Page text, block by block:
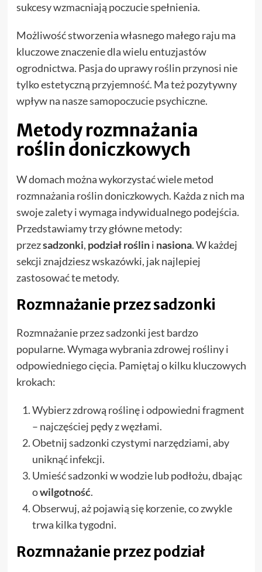
sukcesy wzmacniają poczucie spełnienia.
Możliwość stworzenia własnego małego raju ma
kluczowe znaczenie dla wielu entuzjastów
ogrodnictwa. Pasja do uprawy roślin przynosi nie
tylko estetyczną przyjemność. Ma też pozytywny
wpływ na nasze samopoczucie psychiczne.
Metody rozmnażania
roślin doniczkowych
W domach można wykorzystać wiele metod
rozmnażania roślin doniczkowych. Każda z nich ma
swoje zalety i wymaga indywidualnego podejścia.
Przedstawiamy trzy główne metody:
przezsadzonki, podział roślini nasiona. W każdej
sekcji znajdziesz wskazówki, jak najlepiej
zastosować te metody.
Rozmnażanie przez sadzonki
Rozmnażanie przez sadzonki jest bardzo
popularne. Wymaga wybrania zdrowej rośliny i
odpowiedniego cięcia. Pamiętaj o kilku kluczowych
krokach:
Wybierz zdrową roślinę i odpowiedni fragment
– najczęściej pędy z węzłami.
Obetnij sadzonki czystymi narzędziami, aby
uniknąć infekcji.
Umieść sadzonki w wodzie lub podłożu, dbając
owilgotność.
Obserwuj, aż pojawią się korzenie, co zwykle
trwa kilka tygodni.
Rozmnażanie przez podział